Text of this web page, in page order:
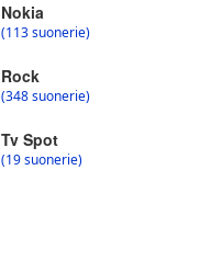
Nokia
(113 suonerie)
Rock
(348 suonerie)
Tv Spot
(19 suonerie)